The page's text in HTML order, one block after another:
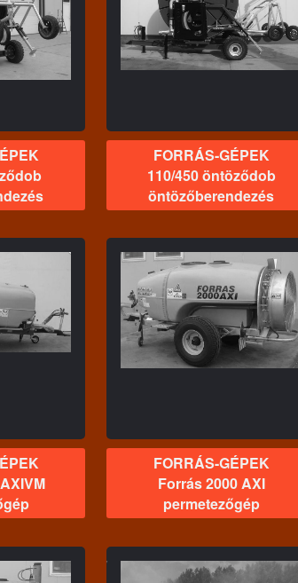
FORRÁS-GÉPEK
110/450 öntöződob
öntözőberendezés
összefoglaló
permetezőgép
FORRÁS-GÉPEK
Forrás 1500 AXI
permetezőgép
GÉPEK
AXI
FORRÁS-GÉPEK
Forrás 2000 AXI
permetezőgép